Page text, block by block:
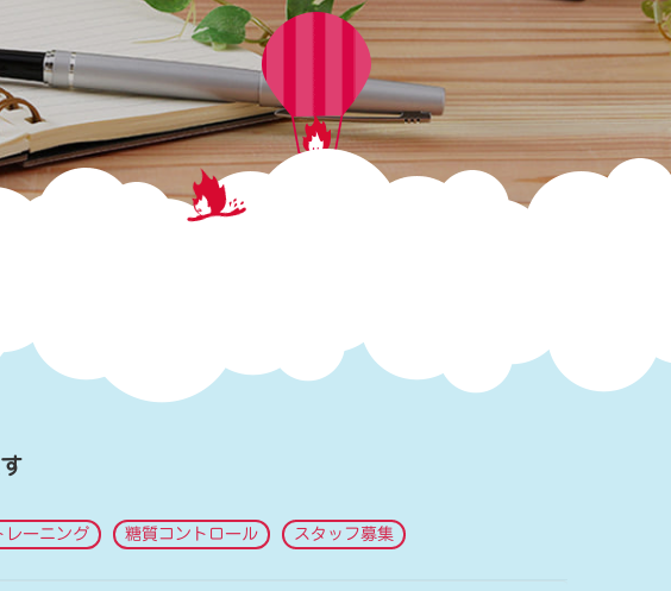
レーニング 糖質コントロール スタッフ募集